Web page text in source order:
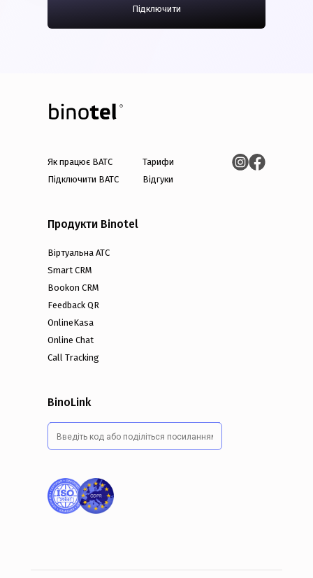
Підключити
Як працює ВАТС
Підключити ВАТС
Тарифи
Відгуки
Продукти Binotel
Віртуальна АТС
Smart CRM
Bookon CRM
Feedback QR
OnlineKasa
Online Chat
Call Tracking
BinoLink